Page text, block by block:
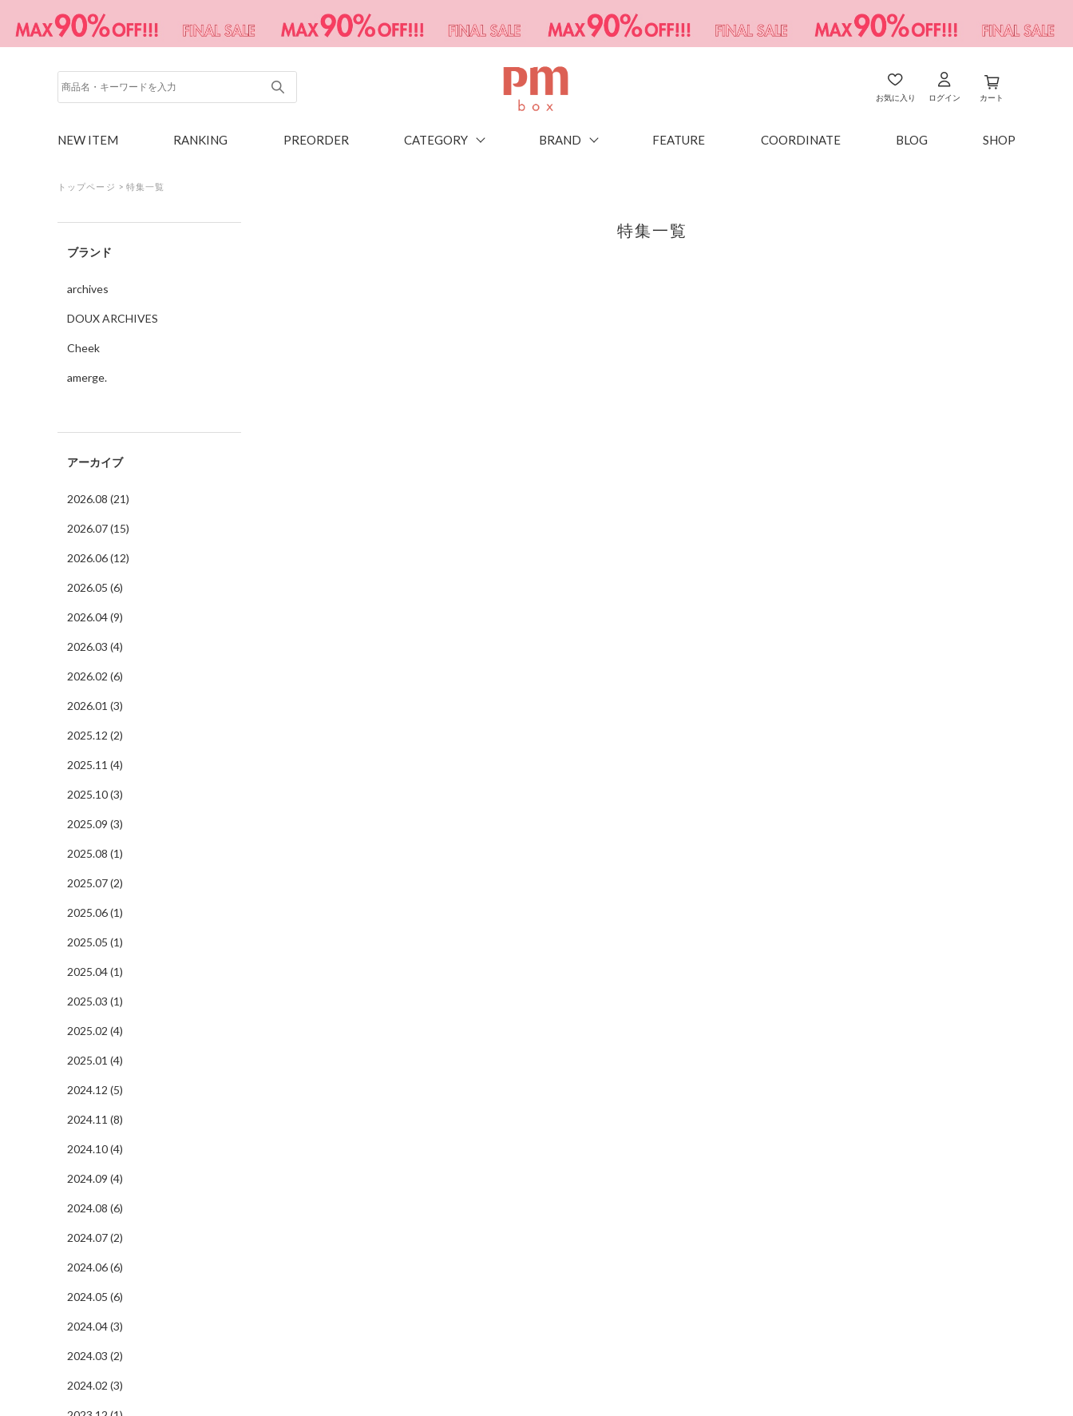
お気に入り ログイン カート
NEW ITEM RANKING PREORDER CATEGORY BRAND FEATURE COORDINATE BLOG SHOP
トップページ > 特集一覧
ブランド
archives
DOUX ARCHIVES
Cheek
amerge.
アーカイブ
2026.08 (21)
2026.07 (15)
2026.06 (12)
2026.05 (6)
2026.04 (9)
2026.03 (4)
2026.02 (6)
2026.01 (3)
2025.12 (2)
2025.11 (4)
2025.10 (3)
2025.09 (3)
2025.08 (1)
2025.07 (2)
2025.06 (1)
2025.05 (1)
2025.04 (1)
2025.03 (1)
2025.02 (4)
2025.01 (4)
2024.12 (5)
2024.11 (8)
2024.10 (4)
2024.09 (4)
2024.08 (6)
2024.07 (2)
2024.06 (6)
2024.05 (6)
2024.04 (3)
2024.03 (2)
2024.02 (3)
特集一覧